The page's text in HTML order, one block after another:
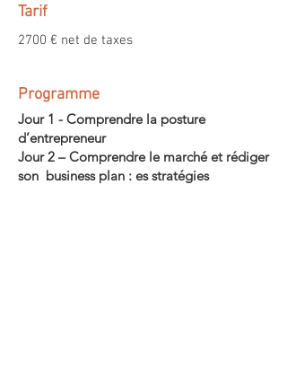
Tarif
2700 € net de taxes
Programme
Jour 1 - Comprendre la posture
d’entrepreneur
Jour 2 – Comprendre le marché et rédiger
son business plan : es stratégies